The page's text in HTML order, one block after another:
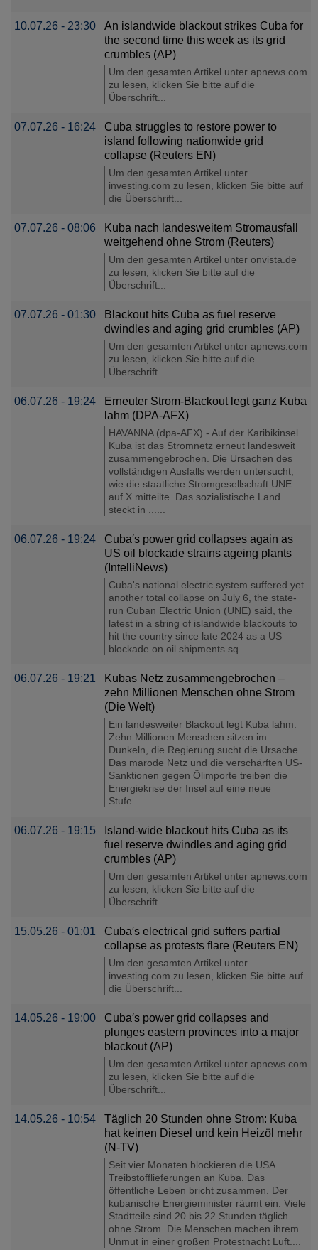
10.07.26 - 23:30
An islandwide blackout strikes Cuba for
the second time this week as its grid
crumbles (AP)
Um den gesamten Artikel unter apnews.com
zu lesen, klicken Sie bitte auf die
Überschrift...
07.07.26 - 16:24
Cuba struggles to restore power to
island following nationwide grid
collapse (Reuters EN)
Um den gesamten Artikel unter
investing.com zu lesen, klicken Sie bitte auf
die Überschrift...
07.07.26 - 08:06
Kuba nach landesweitem Stromausfall
weitgehend ohne Strom (Reuters)
Um den gesamten Artikel unter onvista.de
zu lesen, klicken Sie bitte auf die
Überschrift...
07.07.26 - 01:30
Blackout hits Cuba as fuel reserve
dwindles and aging grid crumbles (AP)
Um den gesamten Artikel unter apnews.com
zu lesen, klicken Sie bitte auf die
Überschrift...
06.07.26 - 19:24
Erneuter Strom-Blackout legt ganz Kuba
lahm (DPA-AFX)
HAVANNA (dpa-AFX) - Auf der Karibikinsel
Kuba ist das Stromnetz erneut landesweit
zusammengebrochen. Die Ursachen des
vollständigen Ausfalls werden untersucht,
wie die staatliche Stromgesellschaft UNE
auf X mitteilte. Das sozialistische Land
steckt in ......
06.07.26 - 19:24
Cuba′s power grid collapses again as
US oil blockade strains ageing plants
(IntelliNews)
Cuba's national electric system suffered yet
another total collapse on July 6, the state-
run Cuban Electric Union (UNE) said, the
latest in a string of islandwide blackouts to
hit the country since late 2024 as a US
blockade on oil shipments sq...
06.07.26 - 19:21
Kubas Netz zusammengebrochen –
zehn Millionen Menschen ohne Strom
(Die Welt)
Ein landesweiter Blackout legt Kuba lahm.
Zehn Millionen Menschen sitzen im
Dunkeln, die Regierung sucht die Ursache.
Das marode Netz und die verschärften US-
Sanktionen gegen Ölimporte treiben die
Energiekrise der Insel auf eine neue
Stufe....
06.07.26 - 19:15
Island-wide blackout hits Cuba as its
fuel reserve dwindles and aging grid
crumbles (AP)
Um den gesamten Artikel unter apnews.com
zu lesen, klicken Sie bitte auf die
Überschrift...
15.05.26 - 01:01
Cuba′s electrical grid suffers partial
collapse as protests flare (Reuters EN)
Um den gesamten Artikel unter
investing.com zu lesen, klicken Sie bitte auf
die Überschrift...
14.05.26 - 19:00
Cuba′s power grid collapses and
plunges eastern provinces into a major
blackout (AP)
Um den gesamten Artikel unter apnews.com
zu lesen, klicken Sie bitte auf die
Überschrift...
14.05.26 - 10:54
Täglich 20 Stunden ohne Strom: Kuba
hat keinen Diesel und kein Heizöl mehr
(N-TV)
Seit vier Monaten blockieren die USA
Treibstofflieferungen an Kuba. Das
öffentliche Leben bricht zusammen. Der
kubanische Energieminister räumt ein: Viele
Stadtteile sind 20 bis 22 Stunden täglich
ohne Strom. Die Menschen machen ihrem
Unmut in einer großen Protestnacht Luft....